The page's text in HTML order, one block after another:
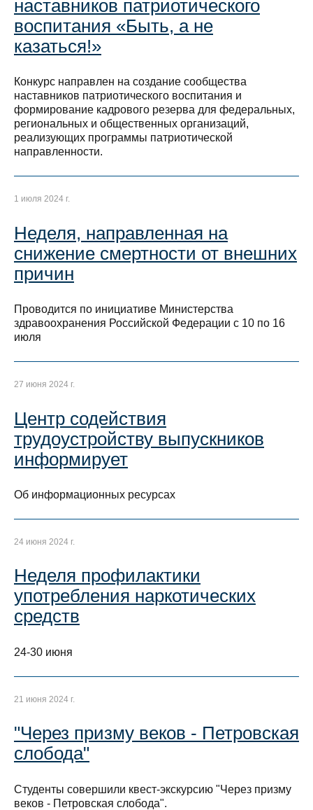
наставников патриотического
воспитания «Быть, а не
казаться!»
Конкурс направлен на создание сообщества
наставников патриотического воспитания и
формирование кадрового резерва для федеральных,
региональных и общественных организаций,
реализующих программы патриотической
направленности.
1 июля 2024 г.
Неделя, направленная на
снижение смертности от внешних
причин
Проводится по инициативе Министерства
здравоохранения Российской Федерации с 10 по 16
июля
27 июня 2024 г.
Центр содействия
трудоустройству выпускников
информирует
Об информационных ресурсах
24 июня 2024 г.
Неделя профилактики
употребления наркотических
средств
24-30 июня
21 июня 2024 г.
"Через призму веков - Петровская
слобода"
Студенты совершили квест-экскурсию "Через призму
веков - Петровская слобода".